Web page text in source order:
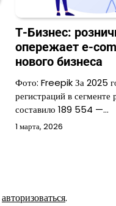
Т-Бизнес:
опережает e-
нового бизнеса
Фото: Freepik За 2025
регистраций в сегменте
составило 189 554 —…
1 марта, 2026
авторизоваться.